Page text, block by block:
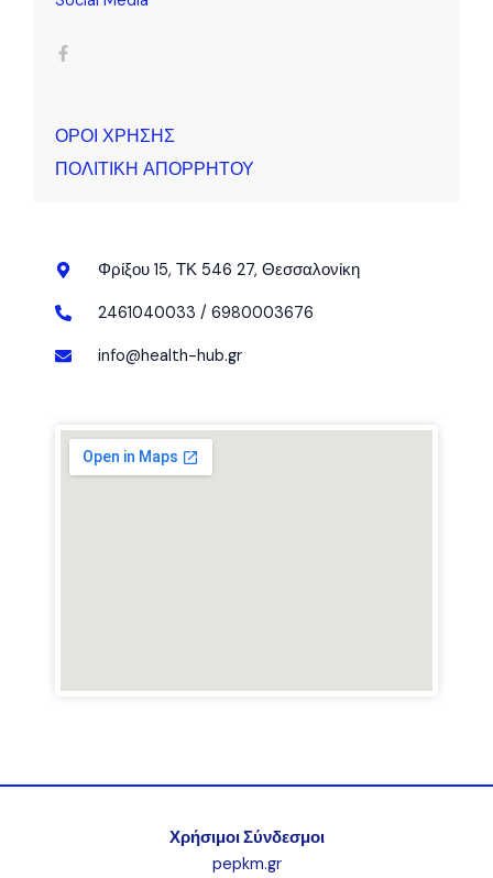
c
e
k
-
f
ΟΡΟΙ ΧΡΗΣΗΣ
ΠΟΛΙΤΙΚΗ ΑΠΟΡΡΗΤΟΥ
Φρίξου 15, ΤΚ 546 27, Θεσσαλονίκη
2461040033 / 6980003676
info@health-hub.gr
Χρήσιμοι Σύνδεσμοι
pepkm.gr